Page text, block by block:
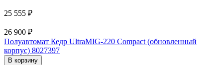
25 555 ₽
26 900 ₽
Полуавтомат Кедр UltraMIG-220 Compact (обновленный
корпус) 8027397
В корзину